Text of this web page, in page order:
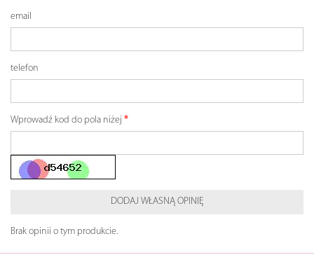
email
telefon
Wprowadź kod do pola niżej
DODAJ WŁASNĄ OPINIĘ
Brak opinii o tym produkcie.